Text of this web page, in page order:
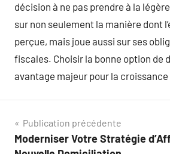
décision à ne pas prendre à la
sur non seulement la manière dont
perçue, mais joue aussi sur ses
fiscales. Choisir la bonne option de
avantage majeur pour la croissance
Navigation
de
Publication précédente
Moderniser Votre Stratégie